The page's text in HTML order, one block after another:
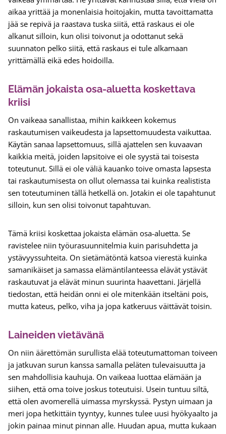
aikaa yrittää ja monenlaisia hoitojakin, mutta tavoittamatta
jää se repivä ja raastava tuska siitä, että raskaus ei ole
alkanut silloin, kun olisi toivonut ja odottanut sekä
suunnaton pelko siitä, että raskaus ei tule alkamaan
yrittämällä eikä edes hoidoilla.
Elämän jokaista osa-aluetta koskettava
kriisi
On vaikeaa sanallistaa, mihin kaikkeen kokemus
raskautumisen vaikeudesta ja lapsettomuudesta vaikuttaa.
Käytän sanaa lapsettomuus, sillä ajattelen sen kuvaavan
kaikkia meitä, joiden lapsitoive ei ole syystä tai toisesta
toteutunut. Sillä ei ole väliä kauanko toive omasta lapsesta
tai raskautumisesta on ollut olemassa tai kuinka realistista
sen toteutuminen tällä hetkellä on. Jotakin ei ole tapahtunut
silloin, kun sen olisi toivonut tapahtuvan.
Tämä kriisi koskettaa jokaista elämän osa-aluetta. Se
ravistelee niin työurasuunnitelmia kuin parisuhdetta ja
ystävyyssuhteita. On sietämätöntä katsoa vierestä kuinka
samanikäiset ja samassa elämäntilanteessa elävät ystävät
raskautuvat ja elävät minun suurinta haavettani. Järjellä
tiedostan, että heidän onni ei ole mitenkään itseltäni pois,
mutta kateus, pelko, viha ja jopa katkeruus väittävät toisin.
Laineiden vietävänä
On niin äärettömän surullista elää toteutumattoman toiveen
ja jatkuvan surun kanssa samalla peläten tulevaisuutta ja
sen mahdollisia kauhuja. On vaikeaa luottaa elämään ja
siihen, että oma toive joskus toteutuisi. Usein tuntuu siltä,
että olen avomerellä uimassa myrskyssä. Pystyn uimaan ja
meri jopa hetkittäin tyyntyy, kunnes tulee uusi hyökyaalto ja
jokin painaa minut pinnan alle. Huudan apua, mutta kukaan